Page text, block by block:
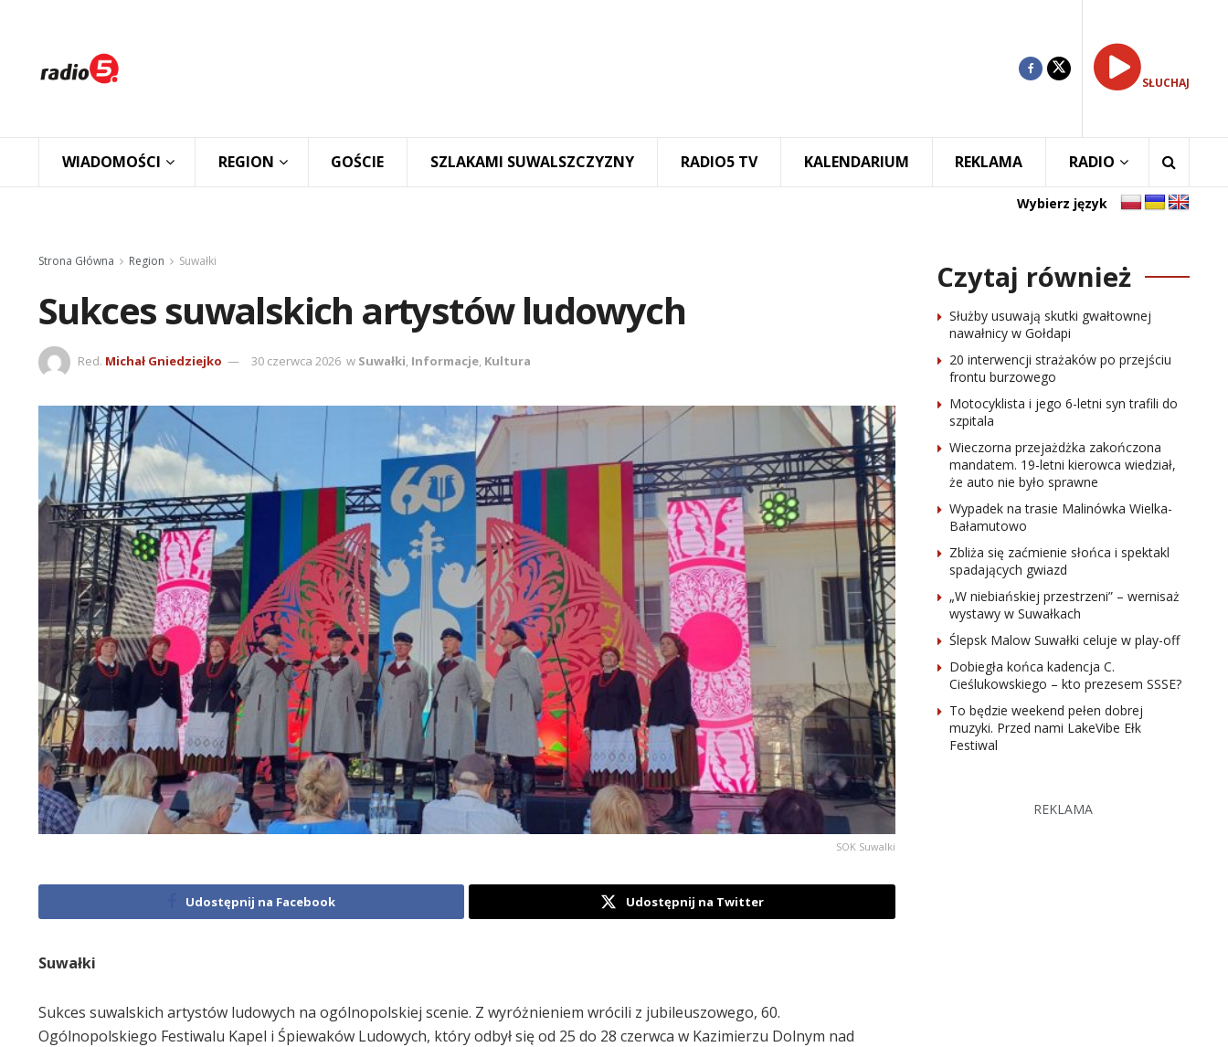
SŁUCHAJ
WIADOMOŚCI REGION GOŚCIE SZLAKAMI SUWALSZCZYZNY RADIO5 TV KALENDARIUM REKLAMA RADIO
Wybierz język
Strona Główna Region Suwałki
Sukces suwalskich artystów ludowych
Red. Michał Gniedziejko 30 czerwca 2026 w Suwałki, Informacje, Kultura
SOK Suwalki
Udostępnij na Facebook Udostępnij na Twitter
Suwałki
Sukces suwalskich artystów ludowych na ogólnopolskiej scenie. Z wyróżnieniem wrócili z jubileuszowego, 60.
Ogólnopolskiego Festiwalu Kapel i Śpiewaków Ludowych, który odbył się od 25 do 28 czerwca w Kazimierzu Dolnym nad
Czytaj również
Służby usuwają skutki gwałtownej
nawałnicy w Gołdapi
20 interwencji strażaków po przejściu
frontu burzowego
Motocyklista i jego 6-letni syn trafili do
szpitala
Wieczorna przejażdżka zakończona
mandatem. 19-letni kierowca wiedział,
że auto nie było sprawne
Wypadek na trasie Malinówka Wielka-
Bałamutowo
Zbliża się zaćmienie słońca i spektakl
spadających gwiazd
„W niebiańskiej przestrzeni” – wernisaż
wystawy w Suwałkach
Ślepsk Malow Suwałki celuje w play-off
Dobiegła końca kadencja C.
Cieślukowskiego – kto prezesem SSSE?
To będzie weekend pełen dobrej
muzyki. Przed nami LakeVibe Ełk
Festiwal
REKLAMA